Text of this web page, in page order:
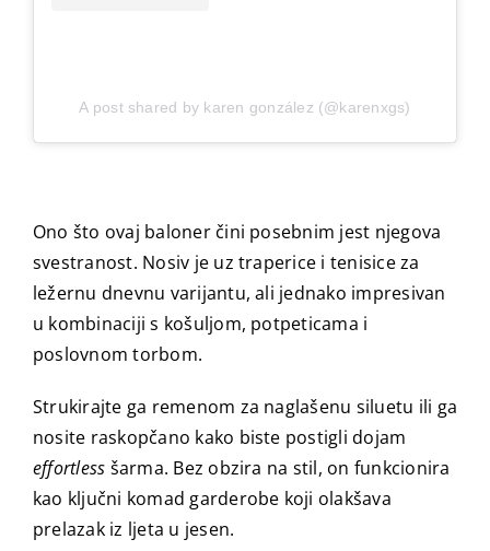
A post shared by karen gonzález (@karenxgs)
Ono što ovaj baloner čini posebnim jest njegova
svestranost. Nosiv je uz traperice i tenisice za
ležernu dnevnu varijantu, ali jednako impresivan
u kombinaciji s košuljom, potpeticama i
poslovnom torbom.
Strukirajte ga remenom za naglašenu siluetu ili ga
nosite raskopčano kako biste postigli dojam
effortless šarma. Bez obzira na stil, on funkcionira
kao ključni komad garderobe koji olakšava
prelazak iz ljeta u jesen.